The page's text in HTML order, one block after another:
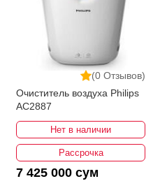
(0 Отзывов)
Очиститель воздуха Philips
AC2887
Нет в наличии
Рассрочка
7 425 000 сум